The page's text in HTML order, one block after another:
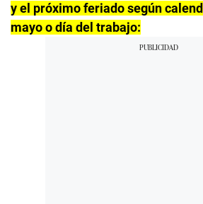
y el próximo feriado según
mayo o día del trabajo: